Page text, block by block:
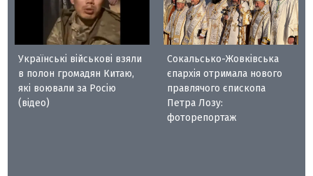
Українські військові взяли
в полон громадян Китаю,
які воювали за Росію
(відео)
Сокальсько-Жовківська
єпархія отримала нового
правлячого єпископа
Петра Лозу:
фоторепортаж